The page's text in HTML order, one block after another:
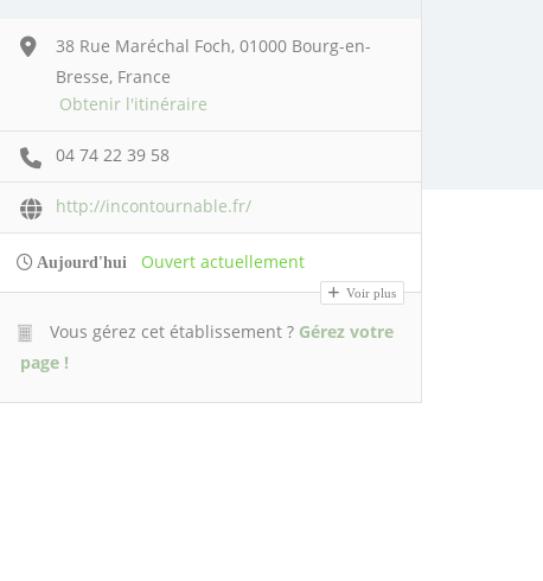
38 Rue Maréchal Foch, 01000 Bourg-en-
Bresse, France
Obtenir l'itinéraire
04 74 22 39 58
http://incontournable.fr/
Aujourd'hui Ouvert actuellement
Voir plus
Vous gérez cet établissement ? Gérez votre
page !